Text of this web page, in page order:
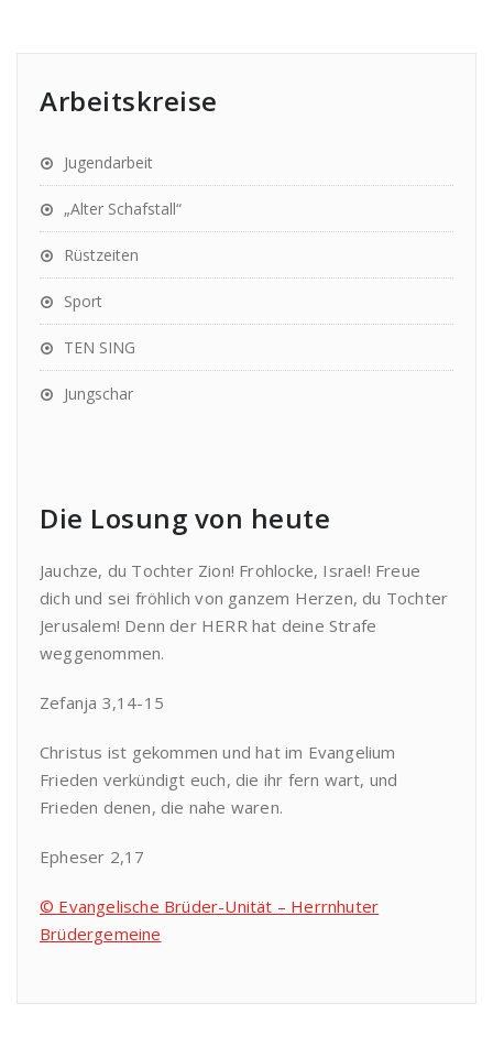
Arbeitskreise
Jugendarbeit
„Alter Schafstall“
Rüstzeiten
Sport
TEN SING
Jungschar
Die Losung von heute
Jauchze, du Tochter Zion! Frohlocke, Israel! Freue
dich und sei fröhlich von ganzem Herzen, du Tochter
Jerusalem! Denn der HERR hat deine Strafe
weggenommen.
Zefanja 3,14-15
Christus ist gekommen und hat im Evangelium
Frieden verkündigt euch, die ihr fern wart, und
Frieden denen, die nahe waren.
Epheser 2,17
© Evangelische Brüder-Unität – Herrnhuter
Brüdergemeine